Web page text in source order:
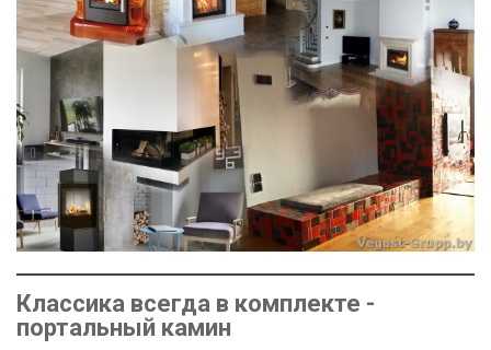
Классика всегда в комплекте -
портальный камин